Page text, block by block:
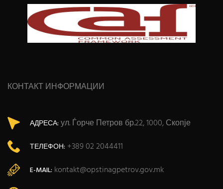
КОНТАКТ ИНФОРМАЦИИ
АДРЕСА: ул. Ѓорче Петров бр.22, 1000, Скопје
ТЕЛЕФОН: +389 02 2044411
E-MAIL: kontakt@opstinagpetrov.gov.mk